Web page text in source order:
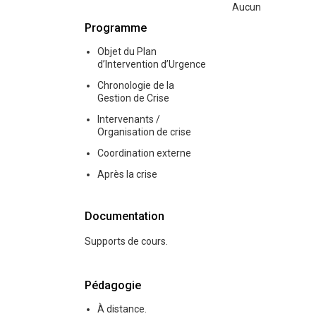
Programme
Objet du Plan
d’Intervention d’Urgence
Chronologie de la
Gestion de Crise
Intervenants /
Organisation de crise
Coordination externe
Après la crise
Documentation
Supports de cours.
Pédagogie
À distance.
Aucun